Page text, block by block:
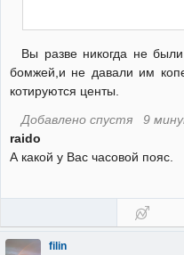
Вы разве никогда не
бомжей,и не давали им
котируются центы.
Добавлено спустя 9
raido
А какой у Вас часовой пояс.
filin